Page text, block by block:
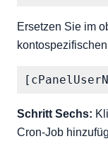
Ersetzen Sie im
Schritt Sechs:
Cron-Job